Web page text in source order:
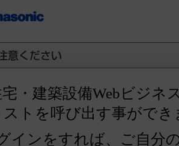
・建築設備Webビジネ
ストを呼び出す事ができ
インをすれば、ご自分